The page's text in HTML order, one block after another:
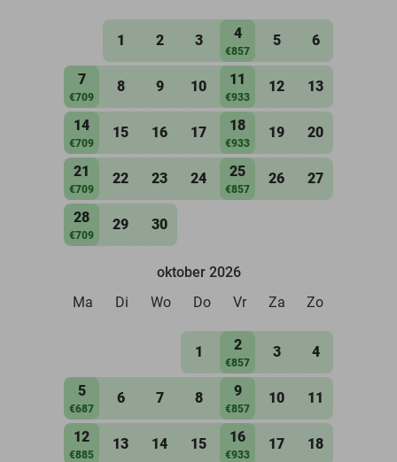
1 2 3 4
€857
5 6
7
€709
8 9 10 11
€933
12 13
14
€709
15 16 17 18
€933
19 20
21
€709
22 23 24 25
€857
26 27
28
€709
29 30
oktober 2026
Ma
Di Wo Do Vr Za Zo
1 2
€857
3 4
5
€687
6 7 8 9
€857
10 11
12
€885
13 14 15 16
€933
17 18